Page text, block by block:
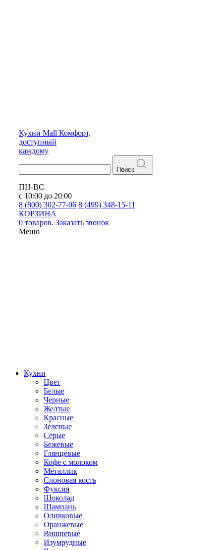
Кухни Mall Комфорт,
доступный
каждому
Поиск
ПН-ВС
с 10:00 до 20:00
8 (800) 302-77-06 8 (499) 348-15-11
КОРЗИНА
0 товаров. Заказать звонок
Меню
Кухни
Цвет
Белые
Черные
Желтые
Красные
Зеленые
Серые
Бежевые
Глянцевые
Кофе с молоком
Металлик
Слоновая кость
Фуксия
Шоколад
Шампань
Оливковые
Оранжевые
Вишневые
Изумрудные